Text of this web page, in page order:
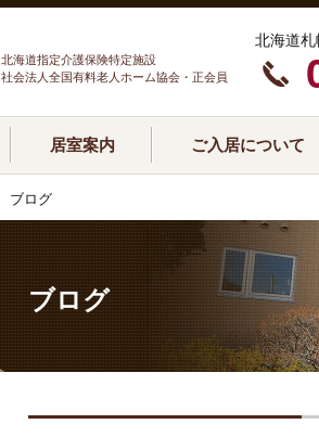
北海道指定介護保険特定施設
社会法人全国有料老人ホーム協会・正会員
北海道
居室案内 ご入居について
ブログ
ブログ